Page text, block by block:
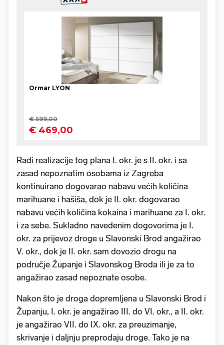
Radi realizacije tog plana I. okr. je s II. okr. i sa
zasad nepoznatim osobama iz Zagreba
kontinuirano dogovarao nabavu većih količina
marihuane i hašiša, dok je II. okr. dogovarao
nabavu većih količina kokaina i marihuane za I. okr.
i za sebe. Sukladno navedenim dogovorima je I.
okr. za prijevoz droge u Slavonski Brod angažirao
V. okr., dok je II. okr. sam dovozio drogu na
područje Županje i Slavonskog Broda ili je za to
angažirao zasad nepoznate osobe.
Nakon što je droga dopremljena u Slavonski Brod i
Županju, I. okr. je angažirao III. do VI. okr., a II. okr.
je angažirao VII. do IX. okr. za preuzimanje,
skrivanje i daljnju preprodaju droge. Tako je na